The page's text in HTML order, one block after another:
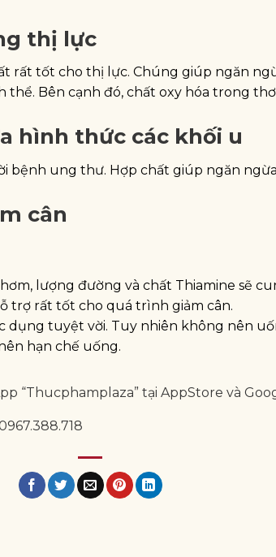
thị lực
rất tốt cho thị lực. Chúng giúp ngăn
Bên cạnh đó, chất oxy hóa trong
hình thức các khối u
bệnh ung thư. Hợp chất giúp ngăn
cân
lượng đường và chất Thiamine sẽ
trợ rất tốt cho quá trình giảm cân.
dụng tuyệt vời. Tuy nhiên không nên
hạn chế uống.
“Thucphamplaza” tại AppStore và